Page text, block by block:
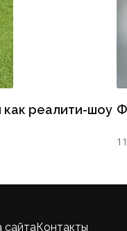
реалити-шоу
сайтаКонтакты